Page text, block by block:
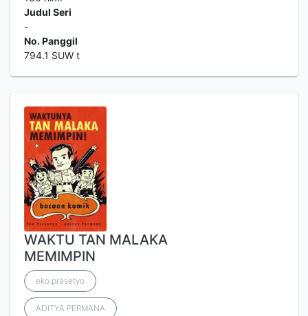
Judul Seri
-
No. Panggil
794.1 SUW t
WAKTU TAN MALAKA
MEMIMPIN
eko prasetyo
ADITYA PERMANA